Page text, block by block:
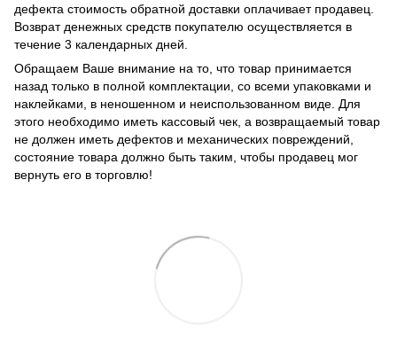
дефекта стоимость обратной доставки оплачивает продавец.
Возврат денежных средств покупателю осуществляется в
течение 3 календарных дней.
Обращаем Ваше внимание на то, что товар принимается
назад только в полной комплектации, со всеми упаковками и
наклейками, в неношенном и неиспользованном виде. Для
этого необходимо иметь кассовый чек, а возвращаемый товар
не должен иметь дефектов и механических повреждений,
состояние товара должно быть таким, чтобы продавец мог
вернуть его в торговлю!